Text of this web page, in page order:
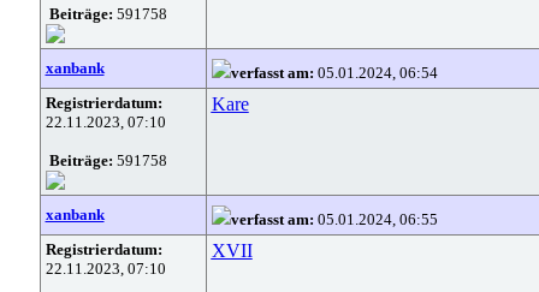
Beiträge: 591758
xanbank verfasst am: 05.01.2024, 06:54
Registrierdatum:
22.11.2023, 07:10
Beiträge: 591758
Kare
xanbank verfasst am: 05.01.2024, 06:55
Registrierdatum:
22.11.2023, 07:10
XVII